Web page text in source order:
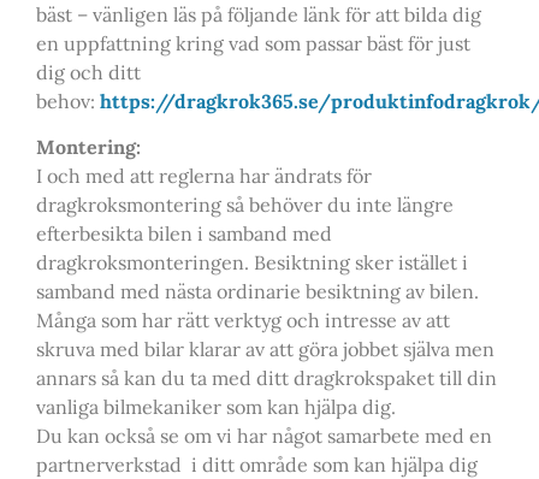
bäst – vänligen läs på följande länk för att bilda dig
en uppfattning kring vad som passar bäst för just
dig och ditt
behov: https://dragkrok365.se/
Montering:
I och med att reglerna har ändrats för
dragkroksmontering så behöver du inte längre
efterbesikta bilen i samband med
dragkroksmonteringen. Besiktning sker istället i
samband med nästa ordinarie besiktning av bilen.
Många som har rätt verktyg och intresse av att
skruva med bilar klarar av att göra jobbet själva men
annars så kan du ta med ditt dragkrokspaket till din
vanliga bilmekaniker som kan hjälpa dig.
Du kan också se om vi har något samarbete med en
partnerverkstad i ditt område som kan hjälpa dig